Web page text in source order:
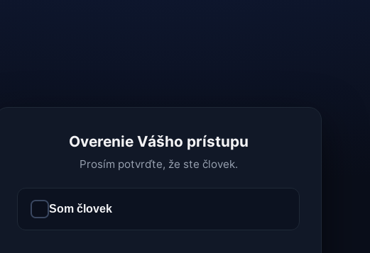
Overenie Vášho prístupu
Prosím potvrďte, že ste človek.
Som človek